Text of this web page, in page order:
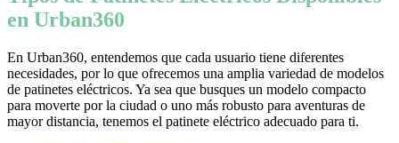
en Urban360
En Urban360, entendemos que cada usuario tiene diferentes
necesidades, por lo que ofrecemos una amplia variedad de modelos
de patinetes eléctricos. Ya sea que busques un modelo compacto
para moverte por la ciudad o uno más robusto para aventuras de
mayor distancia, tenemos el patinete eléctrico adecuado para ti.